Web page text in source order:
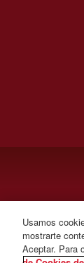
Usamos
mostrarte
Aceptar. Para